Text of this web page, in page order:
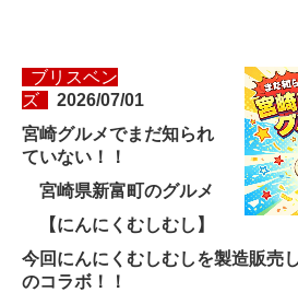
ブリスベン
ズ
2026/07/01
宮崎グルメでまだ知られ
ていない！！
宮崎県新富町のグルメ
【にんにくむしむし】
今回にんにくむしむしを製造販売
のコラボ！！